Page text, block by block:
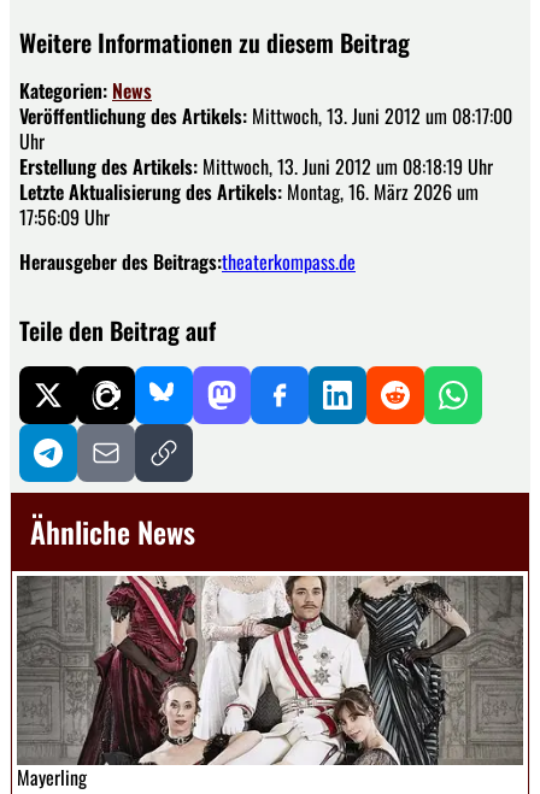
Weitere Informationen zu diesem Beitrag
Kategorien: News
Veröffentlichung des Artikels: Mittwoch, 13. Juni 2012 um 08:17:00
Uhr
Erstellung des Artikels: Mittwoch, 13. Juni 2012 um 08:18:19 Uhr
Letzte Aktualisierung des Artikels: Montag, 16. März 2026 um
17:56:09 Uhr
Herausgeber des Beitrags:theaterkompass.de
Teile den Beitrag auf
Ähnliche News
Mayerling